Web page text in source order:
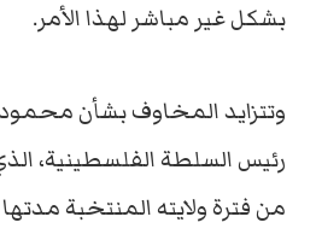
بشكل غير مباشر لهذا الأمر.
من فترة ولايته المنتخبة